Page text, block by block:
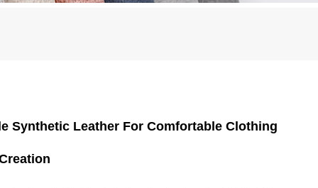
Synthetic Leather For Comfortable Clothing